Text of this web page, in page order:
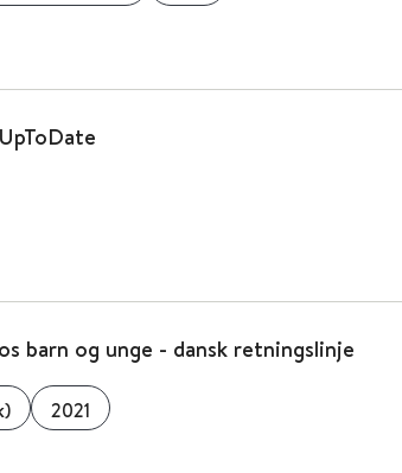
barn og unge - dansk retningslinje
2021